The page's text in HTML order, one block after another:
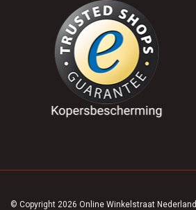
© Copyright 2026 Online Winkelstraat Nederland